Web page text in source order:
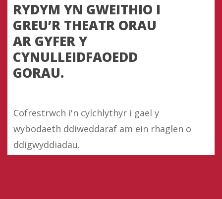
RYDYM YN GWEITHIO I
GREU’R THEATR ORAU
AR GYFER Y
CYNULLEIDFAOEDD
GORAU.
Cofrestrwch i'n cylchlythyr i gael y
wybodaeth ddiweddaraf am ein rhaglen o
ddigwyddiadau.